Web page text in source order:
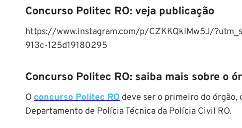
Concurso Politec RO: veja publicação
https://www.instagram.com/p/CZKKQkIMw5J/
913c-125d19180295
Concurso Politec RO: saiba mais sobre o
O concurso Politec RO deve ser o primeiro do
Departamento de Polícia Técnica da Polícia Civil RO.